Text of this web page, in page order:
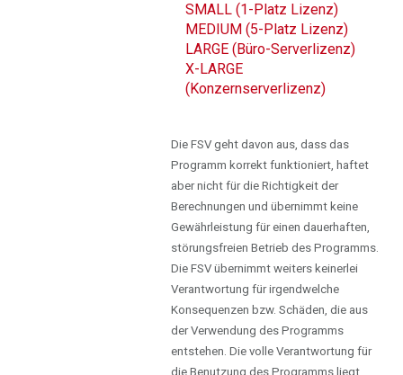
SMALL (1-Platz Lizenz)
MEDIUM (5-Platz Lizenz)
LARGE (Büro-Serverlizenz)
X-LARGE
(Konzernserverlizenz)
Die FSV geht davon aus, dass das
Programm korrekt funktioniert, haftet
aber nicht für die Richtigkeit der
Berechnungen und übernimmt keine
Gewährleistung für einen dauerhaften,
störungsfreien Betrieb des Programms.
Die FSV übernimmt weiters keinerlei
Verantwortung für irgendwelche
Konsequenzen bzw. Schäden, die aus
der Verwendung des Programms
entstehen. Die volle Verantwortung für
die Benutzung des Programms liegt